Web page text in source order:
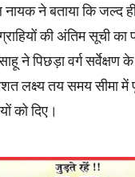
ने बताया कि जल्द
की अंतिम सूची का
ने पिछड़ा वर्ग सर्वेक्षण
लक्ष्य तय समय सीमा में
को दिए।